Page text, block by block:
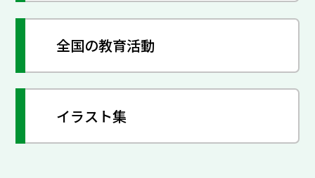
全国の教育活動
イラスト集